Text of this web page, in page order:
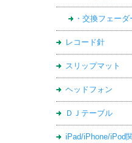
・交換フェーダ
レコード針
スリップマット
ヘッドフォン
ＤＪテーブル
iPad/iPhone/iPod